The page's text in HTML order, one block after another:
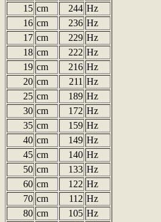
15 cm 244 Hz
16 cm 236 Hz
17 cm 229 Hz
18 cm 222 Hz
19 cm 216 Hz
20 cm 211 Hz
25 cm 189 Hz
30 cm 172 Hz
35 cm 159 Hz
40 cm 149 Hz
45 cm 140 Hz
50 cm 133 Hz
60 cm 122 Hz
70 cm 112 Hz
80 cm 105 Hz